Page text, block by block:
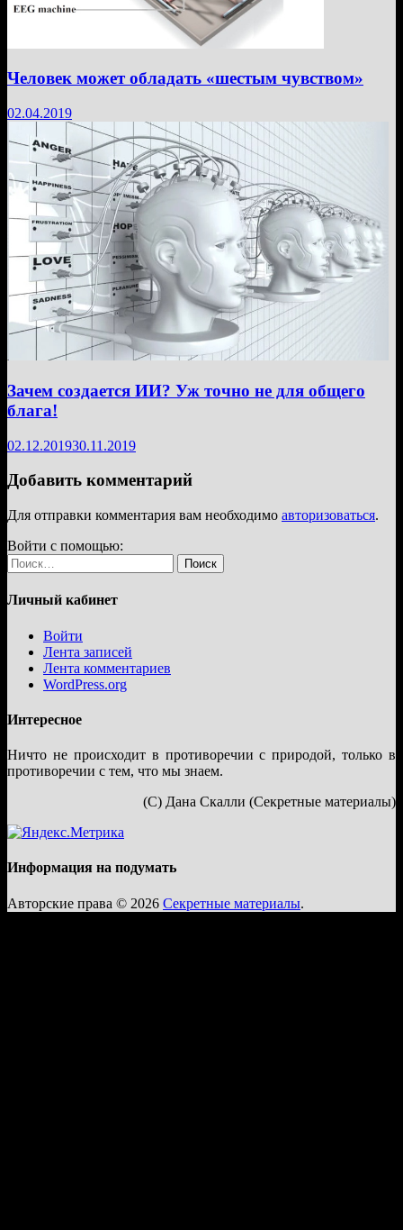
Человек может обладать «шестым чувством»
02.04.2019
Зачем создается ИИ? Уж точно не для общего
блага!
02.12.201930.11.2019
Добавить комментарий
Для отправки комментария вам необходимо авторизоваться.
Войти с помощью:
Найти:
Личный кабинет
Войти
Лента записей
Лента комментариев
WordPress.org
Интересное
Ничто не происходит в противоречии с природой, только в
противоречии с тем, что мы знаем.
(С) Дана Скалли (Секретные материалы)
Информация на подумать
Авторские права © 2026 Секретные материалы.